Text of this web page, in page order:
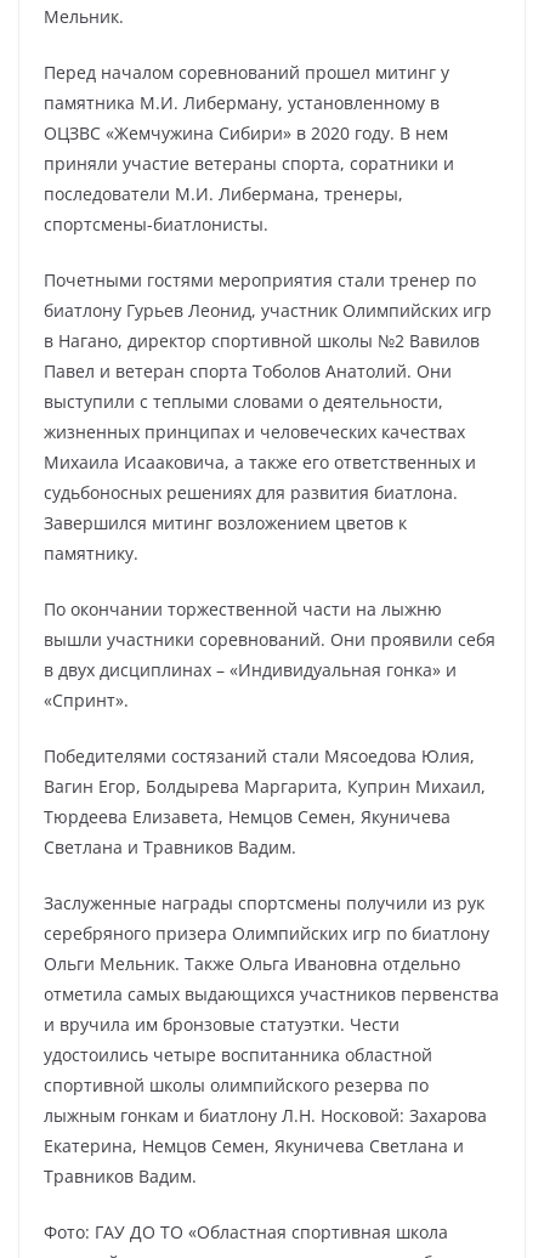
Мельник.
Перед началом соревнований прошел митинг у
памятника М.И. Либерману, установленному в
ОЦЗВС «Жемчужина Сибири» в 2020 году. В нем
приняли участие ветераны спорта, соратники и
последователи М.И. Либермана, тренеры,
спортсмены-биатлонисты.
Почетными гостями мероприятия стали тренер по
биатлону Гурьев Леонид, участник Олимпийских игр
в Нагано, директор спортивной школы №2 Вавилов
Павел и ветеран спорта Тоболов Анатолий. Они
выступили с теплыми словами о деятельности,
жизненных принципах и человеческих качествах
Михаила Исааковича, а также его ответственных и
судьбоносных решениях для развития биатлона.
Завершился митинг возложением цветов к
памятнику.
По окончании торжественной части на лыжню
вышли участники соревнований. Они проявили себя
в двух дисциплинах – «Индивидуальная гонка» и
«Спринт».
Победителями состязаний стали Мясоедова Юлия,
Вагин Егор, Болдырева Маргарита, Куприн Михаил,
Тюрдеева Елизавета, Немцов Семен, Якуничева
Светлана и Травников Вадим.
Заслуженные награды спортсмены получили из рук
серебряного призера Олимпийских игр по биатлону
Ольги Мельник. Также Ольга Ивановна отдельно
отметила самых выдающихся участников первенства
и вручила им бронзовые статуэтки. Чести
удостоились четыре воспитанника областной
спортивной школы олимпийского резерва по
лыжным гонкам и биатлону Л.Н. Носковой: Захарова
Екатерина, Немцов Семен, Якуничева Светлана и
Травников Вадим.
Фото: ГАУ ДО ТО «Областная спортивная школа